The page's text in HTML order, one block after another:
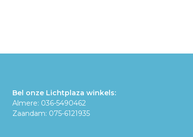
Bel onze Lichtplaza winkels:
Almere: 036-5490462
Zaandam: 075-6121935